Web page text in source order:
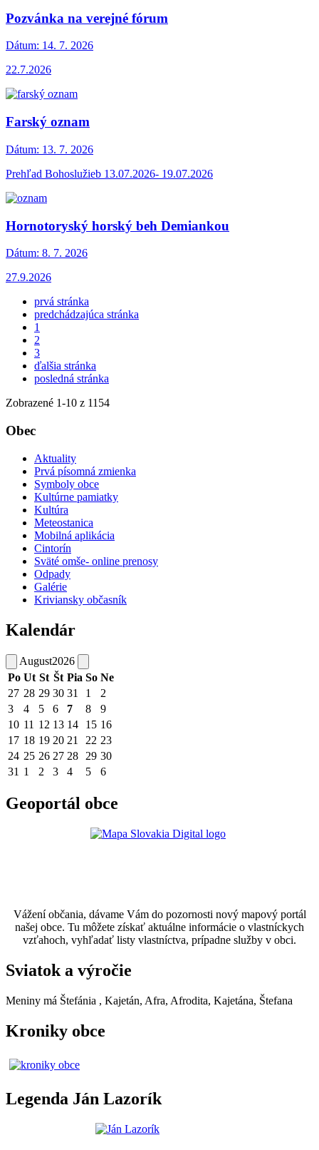
Pozvánka na verejné fórum
Dátum: 14. 7. 2026
22.7.2026
Farský oznam
Dátum: 13. 7. 2026
Prehľad Bohoslužieb 13.07.2026- 19.07.2026
Hornotoryský horský beh Demiankou
Dátum: 8. 7. 2026
27.9.2026
prvá stránka
predchádzajúca stránka
1
2
3
ďalšia stránka
posledná stránka
Zobrazené 1-10 z 1154
Obec
Aktuality
Prvá písomná zmienka
Symboly obce
Kultúrne pamiatky
Kultúra
Meteostanica
Mobilná aplikácia
Cintorín
Sväté omše- online prenosy
Odpady
Galérie
Kriviansky občasník
Kalendár
August2026
Po Ut St Št Pia So Ne
27 28 29 30 31 1
2
3
4 5 6 7 8
9
10 11 12 13 14 15 16
17 18 19 20 21 22 23
24 25 26 27 28 29 30
31 1 2 3 4 5 6
Geoportál obce
Vážení občania, dávame Vám do pozornosti nový mapový portál
našej obce. Tu môžete získať aktuálne informácie o vlastníckych
vzťahoch, vyhľadať listy vlastníctva, prípadne služby v obci.
Sviatok a výročie
Meniny má Štefánia , Kajetán, Afra, Afrodita, Kajetána, Štefana
Kroniky obce
Legenda Ján Lazorík